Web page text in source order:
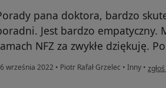
pana doktora, bardzo
Jest bardzo empatyczny.
NFZ za zwykłe dziękuję.
września 2022 • Piotr Rafał Grzelec • Inny • w